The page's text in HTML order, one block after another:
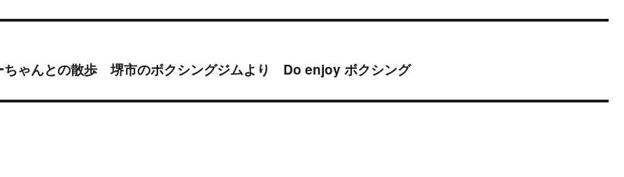
ちゃんとの散歩 堺市のボクシングジムより Do enjoy ボクシング